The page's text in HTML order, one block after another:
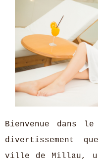
Bienvenue dans
divertissement
ville de Millau,